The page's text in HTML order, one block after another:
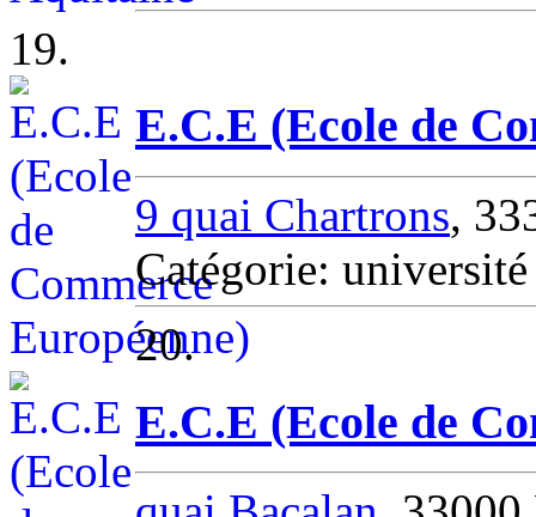
19.
E.C.E (Ecole de
9 quai Chartrons,
Catégorie:
20.
E.C.E (Ecole de